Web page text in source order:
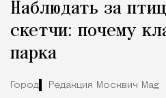
Наблюдать за
скетчи: почему
парка
Город Редакция Москвич Mag